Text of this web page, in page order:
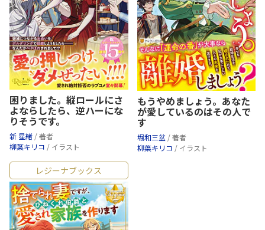
困りました。縦ロールにさ
よならしたら、逆ハーにな
りそうです。
新 星緒 / 著者
柳葉キリコ / イラスト
もうやめましょう。あなた
が愛しているのはその人で
す
堀和三盆 / 著者
柳葉キリコ / イラスト
レジーナブックス